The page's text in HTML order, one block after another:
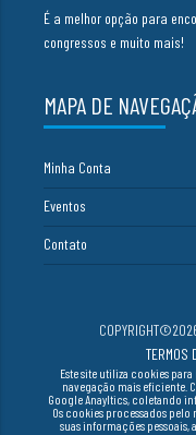
É a melhor opção para
congressos e muito mais!
MAPA DE
Minha Conta
Eventos
Contato
TERMOS
Este site utiliza cookies
navegação mais eficiente.
Google Anayltics, coletando
Os cookies processados pelo
suas informações pessoais,